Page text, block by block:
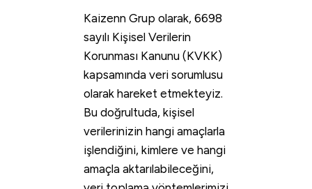
Kaizenn Grup olarak, 6698
sayılı Kişisel Verilerin
Korunması Kanunu (KVKK)
kapsamında veri sorumlusu
olarak hareket etmekteyiz.
Bu doğrultuda, kişisel
verilerinizin hangi amaçlarla
işlendiğini, kimlere ve hangi
amaçla aktarılabileceğini,